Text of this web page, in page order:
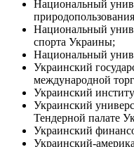
Национальный
Национальный
спорта Украины;
Национальный
Украинский
международной
Украинский
Украинский
Тендерной палате
Украинский
Украинский-